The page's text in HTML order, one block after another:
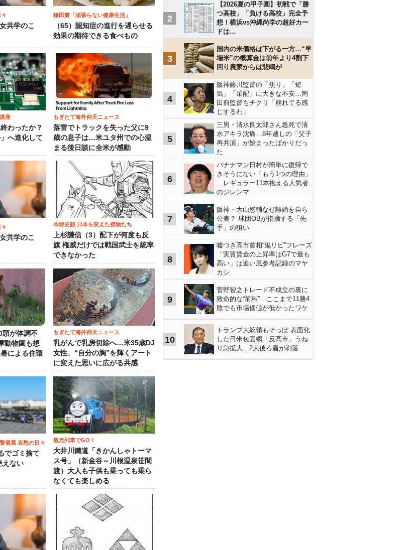
共学のこ
鎌田實「頑張らない健康生活」
（65）認知症の進行を遅らせる
効果の期待できる食べもの
座
わったか？
へ進化して
もぎたて海外仰天ニュース
落雷でトラックを失った父に9
歳の息子は…米ユタ州での心温
まる後日談に全米が感動
共学のこ
本郷史観 日本を変えた傑物たち
上杉謙信（3）配下が何度も反
旗 権威だけでは戦国武士を統率
できなかった
頭が体調不
動物園も想
による住環
もぎたて海外仰天ニュース
乳がんで乳房切除へ…米35歳DJ
女性、“自分の胸”を輝くアート
に変えた思いに広がる共感
備員 哀愁の日々
でゴミ捨て
えない
観光列車でGO！
大井川鐵道「きかんしゃトーマ
ス号」（新金谷～川根温泉笹間
渡）大人も子供も乗っても乗ら
なくても楽しめる
2
【2026夏の甲子園】初戦で「勝
つ高校」「負ける高校」完全予
想！横浜vs沖縄尚学の超好カー
ドは…
3
国内の米価格は下がる一方…“早
場米”の概算金は前年より4割下
回り農家からは悲鳴が
4
阪神藤川監督の「焦り」「短
気」「采配」に大きな不安…岡
田前監督もチクリ「崩れてる感
じするわ」
5
三男・清水良太郎さん急死で清
水アキラ沈痛…8年越しの「父子
再共演」が始まったばかりだっ
た
6
バナナマン日村が簡単に復帰で
きそうにない「もう1つの理由」
…レギュラー11本抱える人気者
のジレンマ
7
阪神・大山悠輔なぜ離婚を自ら
公表？ 球団OBが指摘する「先
手」の狙い
8
嘘つき高市首相“鬼リピ”フレーズ
「実質賃金の上昇率はG7で最も
高い」は追い風参考記録のマヤ
カシ
9
菅野智之トレード不成立の裏に
致命的な“前科”…ここまで11勝4
敗でも市場価値が低かったワケ
10
トランプ大統領もそっぽ 表面化
した日米包囲網「反高市」うね
り急拡大…2大後ろ盾が剥落